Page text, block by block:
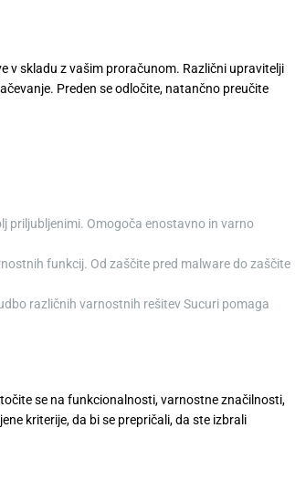
v skladu z vašim proračunom. Različni upravitelji
Preden se odločite, natančno preučite
priljubljenimi. Omogoča enostavno in varno
funkcij. Od zaščite pred malware do zaščite
različnih varnostnih rešitev Sucuri pomaga
se na funkcionalnosti, varnostne značilnosti,
kriterije, da bi se prepričali, da ste izbrali